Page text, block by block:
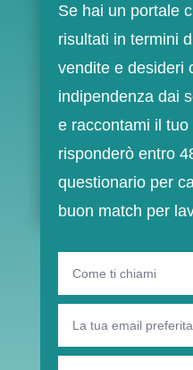
Se hai un portale
risultati in termini
vendite e desideri
indipendenza dai
e raccontami il tuo
risponderò entro
questionario per
buon match per